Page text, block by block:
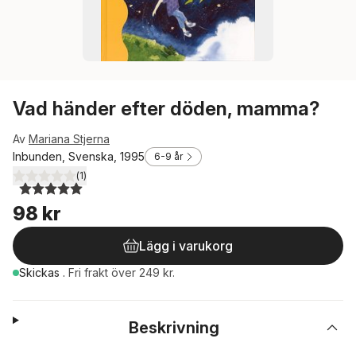
Vad händer efter döden, mamma?
Av Mariana Stjerna
Inbunden, Svenska, 1995
6-9 år
5,0utav 5 stjärnor. Totalt antal röster:
(1)
98 kr
Lägg i varukorg
Skickas . Fri frakt över 249 kr.
Beskrivning